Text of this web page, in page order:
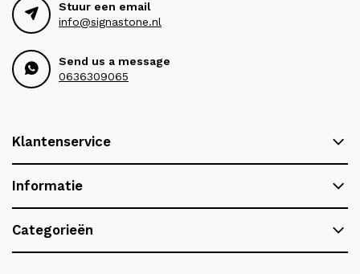
Stuur een email
info@signastone.nl
Send us a message
0636309065
Klantenservice
Informatie
Categorieën